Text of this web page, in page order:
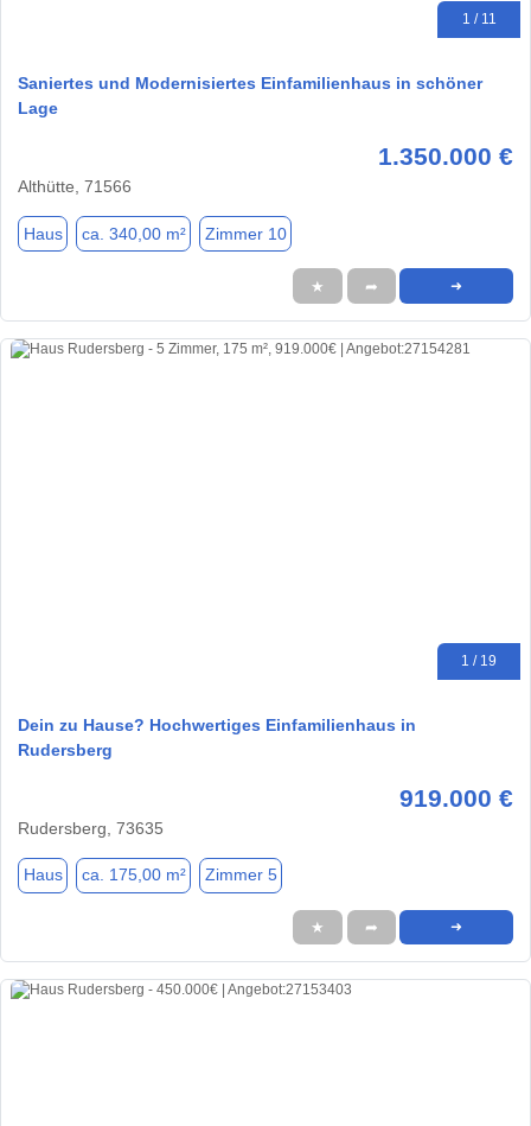
1 / 11
Saniertes und Modernisiertes Einfamilienhaus in schöner
Lage
1.350.000 €
Althütte, 71566
Haus ca. 340,00 m² Zimmer 10
★ ➦ ➜
1 / 19
Dein zu Hause? Hochwertiges Einfamilienhaus in
Rudersberg
919.000 €
Rudersberg, 73635
Haus ca. 175,00 m² Zimmer 5
★ ➦ ➜